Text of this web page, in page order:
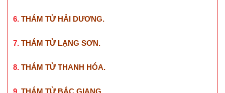
6. THÁM TỬ HẢI DƯƠNG.
7. THÁM TỬ LẠNG SƠN.
8. THÁM TỬ THANH HÓA.
9. THÁM TỬ BẮC GIANG.